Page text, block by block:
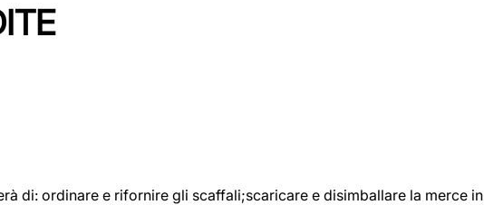
di: ordinare e rifornire gli scaffali;scaricare e disimballare la merce